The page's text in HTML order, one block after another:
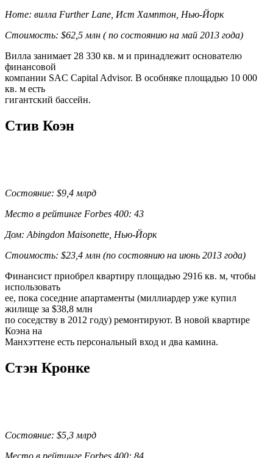
Home: вилла Further Lane, Ист Хамптон, Нью-Йорк
Стоимость: $62,5 млн ( по состоянию на май 2013 года)
Вилла занимает 28 330 кв. м и принадлежит основателю
финансовой
компании SAC Capital Advisor. В особняке площадью 10 000
кв. м есть
гигантский бассейн.
Стив Коэн
Состояние: $9,4 млрд
Место в рейтинге Forbes 400: 43
Дом: Abingdon Maisonette, Нью-Йорк
Стоимость: $23,4 млн (по состоянию на июнь 2013 года)
Финансист приобрел квартиру площадью 2916 кв. м, чтобы
использовать
ее, пока соседние апартаменты (миллиардер уже купил
жилище за $38,8 млн
по соседству в 2012 году) ремонтируют. В новой квартире
Коэна на
Манхэттене есть персональный вход и два камина.
Стэн Кронке
Состояние: $5,3 млрд
Место в рейтинге Forbes 400: 84